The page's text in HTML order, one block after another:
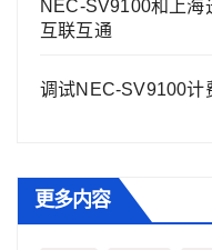
NEC-SV9100和上海
互联互通
调试NEC-SV9100计
更多内容